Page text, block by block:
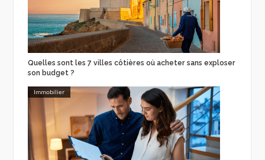
Quelles sont les 7 villes côtières où acheter sans exploser
son budget ?
Immobilier